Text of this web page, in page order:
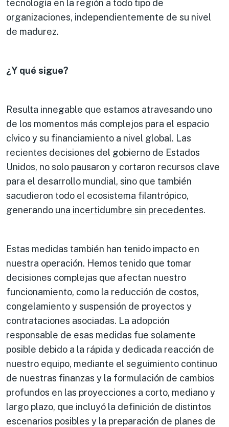
tecnología en la región a todo tipo de
organizaciones, independientemente de su nivel
de madurez.
¿Y qué sigue?
Resulta innegable que estamos atravesando uno
de los momentos más complejos para el espacio
cívico y su financiamiento a nivel global. Las
recientes decisiones del gobierno de Estados
Unidos, no solo pausaron y cortaron recursos clave
para el desarrollo mundial, sino que también
sacudieron todo el ecosistema filantrópico,
generando una incertidumbre sin precedentes.
Estas medidas también han tenido impacto en
nuestra operación. Hemos tenido que tomar
decisiones complejas que afectan nuestro
funcionamiento, como la reducción de costos,
congelamiento y suspensión de proyectos y
contrataciones asociadas. La adopción
responsable de esas medidas fue solamente
posible debido a la rápida y dedicada reacción de
nuestro equipo, mediante el seguimiento continuo
de nuestras finanzas y la formulación de cambios
profundos en las proyecciones a corto, mediano y
largo plazo, que incluyó la definición de distintos
escenarios posibles y la preparación de planes de